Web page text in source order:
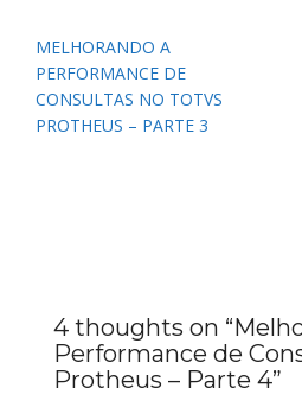
Navegação
de
Post
MELHORANDO A
PERFORMANCE DE
CONSULTAS NO TOTVS
PROTHEUS – PARTE 3
4 thoughts on “
Performance de
Protheus – Parte 4”